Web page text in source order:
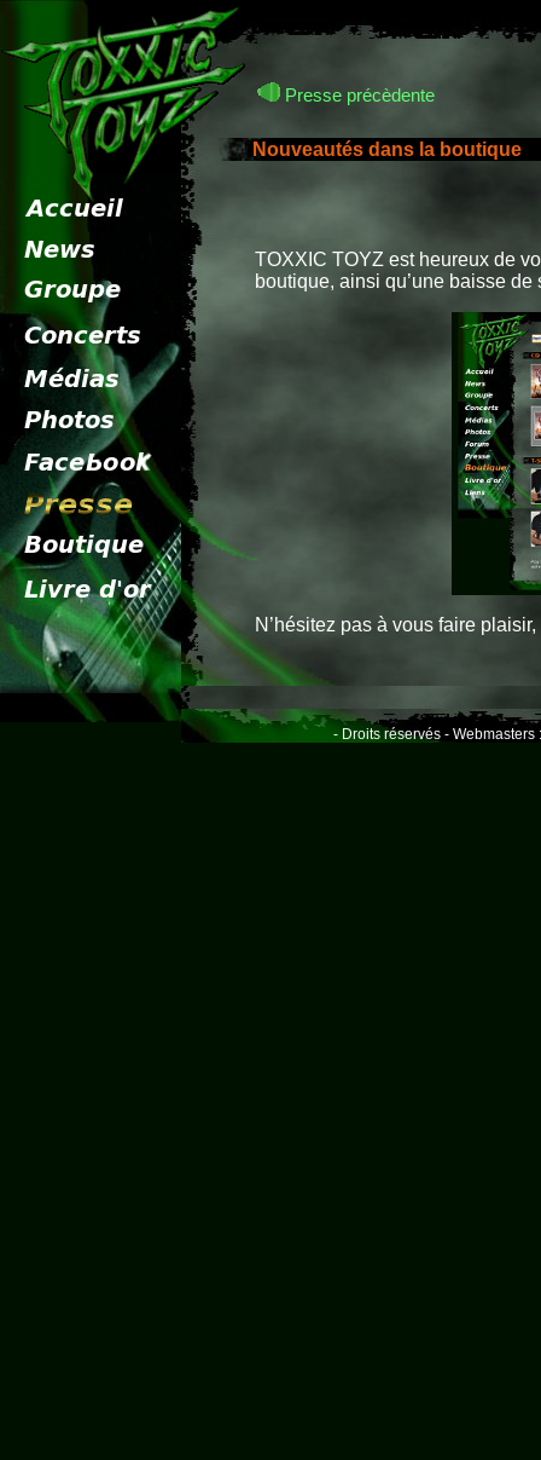
Presse précèdente
Nouveautés dans la boutique
TOXXIC TOYZ est heureux de
boutique, ainsi qu’une baisse de
N’hésitez pas à vous faire
- Droits réservés - Webmasters